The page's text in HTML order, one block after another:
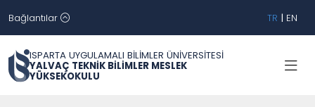
Bağlantılar TR | EN
ISPARTA UYGULAMALI BİLİMLER ÜNİVERSİTESİ
YALVAÇ TEKNİK BİLİMLER MESLEK
YÜKSEKOKULU